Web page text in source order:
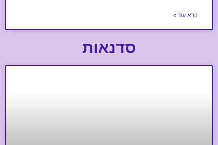
קרא עוד »
סדנאות